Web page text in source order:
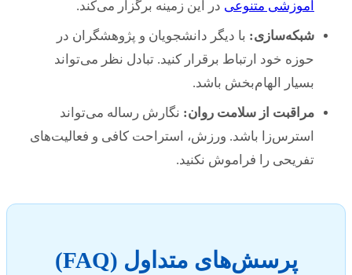
آموزشی متنوعی در این زمینه برگزار می‌کند.
شبکه‌سازی: با دیگر دانشجویان و پژوهشگران در
حوزه خود ارتباط برقرار کنید. تبادل نظر می‌تواند
بسیار الهام‌بخش باشد.
مراقبت از سلامت روان: نگارش رساله می‌تواند
استرس‌زا باشد. ورزش، استراحت کافی و فعالیت‌های
تفریحی را فراموش نکنید.
پرسش‌های متداول (FAQ)